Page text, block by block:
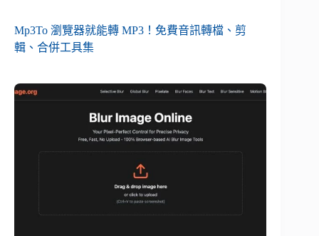
Mp3To 瀏覽器就能轉 MP3！免費音訊轉檔、剪
輯、合併工具集